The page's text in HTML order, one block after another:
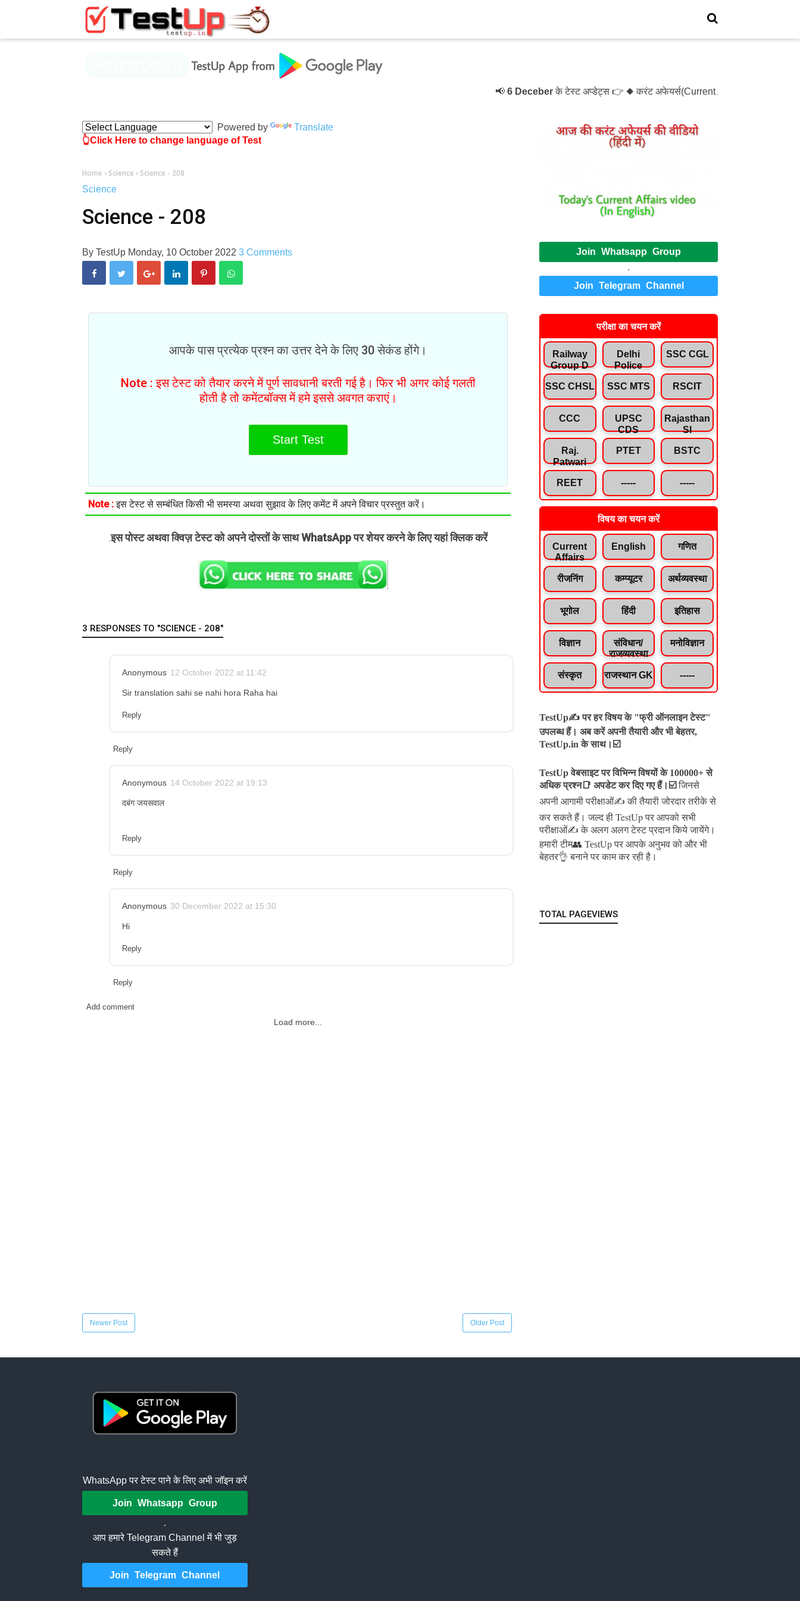
6 Deceberके टेस्ट अप्डेट्स 👉 ◆ करंट अफेयर्स(Current Affairs)- Test- 1214 ◆
Powered by
Translate
👆Click Here to change language of Test
Home › Science › Science - 208
Science
Science - 208
By TestUp Monday, 10 October 2022 3 Comments
आपके पास प्रत्येक प्रश्न का उत्तर देने के लिए 30 सेकंड होंगे।
Note : इस टेस्ट को तैयार करने में पूर्ण सावधानी बरती गई है। फिर भी अगर कोई गलती
होती है तो कमेंटबॉक्स में हमे इससे अवगत कराएं।
Start Test
Note :इस टेस्ट से सम्बंधित किसी भी समस्या अथवा सुझाव के लिए कमेंट में अपने विचार प्रस्तुत करें।
.इस पोस्ट अथवा क्विज़ टेस्ट को अपने दोस्तों के साथ WhatsApp पर शेयर करने के लिए यहां क्लिक करें
3 RESPONSES TO "SCIENCE - 208"
Anonymous 12 October 2022 at 11:42
Sir translation sahi se nahi hora Raha hai
Reply
Reply
Anonymous 14 October 2022 at 19:13
दबंग जयसवाल
Reply
Reply
Anonymous 30 December 2022 at 15:30
Hi
Reply
Reply
Add comment
Load more...
Newer Post Older Post
Join Whatsapp Group
.
Join Telegram Channel
परीक्षा का चयन करें
Railway
Group D
Delhi
Police
SSC CGL
SSC CHSL SSC MTS RSCIT
CCC
UPSC
CDS
Rajasthan
SI
Raj.
Patwari
PTET BSTC
REET ----- -----
विषय का चयन करें
Current
Affairs
English गणित
रीजनिंग कम्प्यूटर अर्थव्यवस्था
भूगोल हिंदी इतिहास
विज्ञान
संविधान/
राजव्यवस्था
मनोविज्ञान
संस्कृत राजस्थान GK -----
TestUp✍️ पर हर विषय के "फ्री ऑनलाइन टेस्ट"
उपलब्ध हैं। अब करें अपनी तैयारी और भी बेहतर,
TestUp.in के साथ।☑️
TestUp वेबसाइट पर विभिन्न विषयों के 100000+ से
अधिक प्रश्न📑 अपडेट कर दिए गए हैं। ☑️ जिनसे
अपनी आगामी परीक्षाओं✍️ की तैयारी जोरदार तरीके से
कर सकते हैं।जल्द ही TestUp पर आपको सभी
परीक्षाओं✍️ के अलग अलग टेस्ट प्रदान किये जायेंगे।
हमारी टीम👥 TestUp पर आपके अनुभव को और भी
बेहतर👌 बनाने पर काम कर रही है।
TOTAL PAGEVIEWS
WhatsApp पर टेस्ट पाने के लिए अभी जॉइन करें
Join Whatsapp Group
.
आप हमारे Telegram Channel में भी जुड़
सकते हैं
Join Telegram Channel